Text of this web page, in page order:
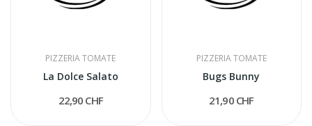
PIZZERIA TOMATE
La Dolce Salato
22,90 CHF
PIZZERIA TOMATE
Bugs Bunny
21,90 CHF